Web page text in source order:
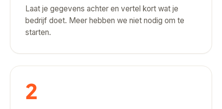
Laat je gegevens achter en vertel kort wat je
bedrijf doet. Meer hebben we niet nodig om te
starten.
2